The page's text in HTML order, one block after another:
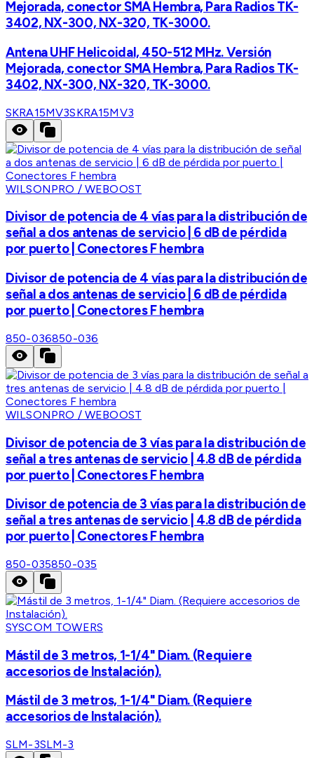
Mejorada, conector SMA Hembra, Para Radios TK-
3402, NX-300, NX-320, TK-3000.
Antena UHF Helicoidal, 450-512 MHz. Versión
Mejorada, conector SMA Hembra, Para Radios TK-
3402, NX-300, NX-320, TK-3000.
SKRA15MV3SKRA15MV3
WILSONPRO / WEBOOST
Divisor de potencia de 4 vías para la distribución de
señal a dos antenas de servicio | 6 dB de pérdida
por puerto | Conectores F hembra
Divisor de potencia de 4 vías para la distribución de
señal a dos antenas de servicio | 6 dB de pérdida
por puerto | Conectores F hembra
850-036850-036
WILSONPRO / WEBOOST
Divisor de potencia de 3 vías para la distribución de
señal a tres antenas de servicio | 4.8 dB de pérdida
por puerto | Conectores F hembra
Divisor de potencia de 3 vías para la distribución de
señal a tres antenas de servicio | 4.8 dB de pérdida
por puerto | Conectores F hembra
850-035850-035
SYSCOM TOWERS
Mástil de 3 metros, 1-1/4" Diam. (Requiere
accesorios de Instalación).
Mástil de 3 metros, 1-1/4" Diam. (Requiere
accesorios de Instalación).
SLM-3SLM-3